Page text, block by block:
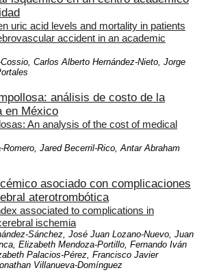
uric acid levels and mortality in patients
accident in an academic
Carlos Alberto Hernández-Nieto, Jorge
análisis de costo de la
en México
An analysis of the cost of medical
Jared Becerril-Rico, Antar Abraham
asociado con complicaciones
aterotrombótica
associated to complications in
ischemia
Sánchez, José Juan Lozano-Nuevo, Juan
Elizabeth Mendoza-Portillo, Fernando Iván
Palacios-Pérez, Francisco Javier
Villanueva-Domínguez